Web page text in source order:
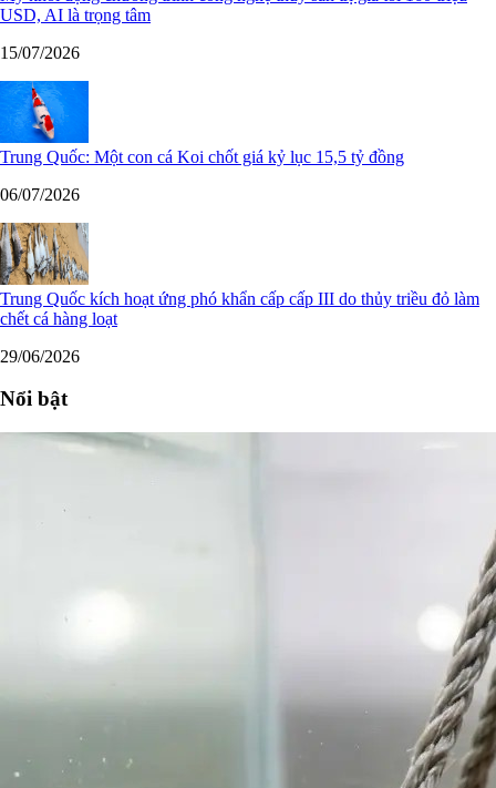
USD, AI là trọng tâm
15/07/2026
Trung Quốc: Một con cá Koi chốt giá kỷ lục 15,5 tỷ đồng
06/07/2026
Trung Quốc kích hoạt ứng phó khẩn cấp cấp III do thủy triều đỏ làm
chết cá hàng loạt
29/06/2026
Nổi bật